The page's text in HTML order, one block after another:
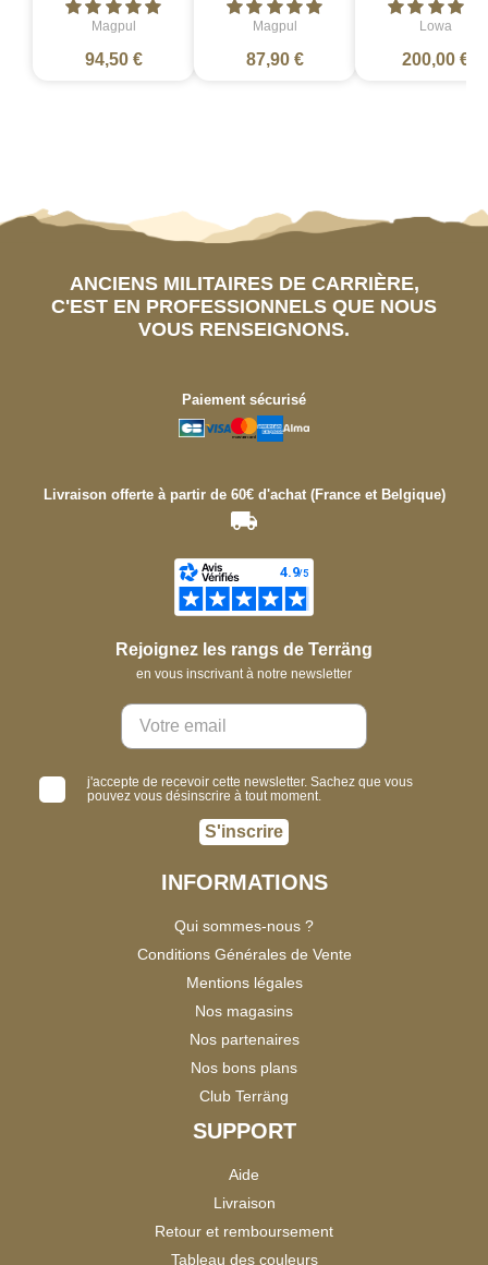
Magpul
94,50 €
Magpul
87,90 €
Lowa
200,00 €
ANCIENS MILITAIRES DE CARRIÈRE,
C'EST EN PROFESSIONNELS QUE NOUS
VOUS RENSEIGNONS.
Paiement sécurisé
Livraison offerte à partir de 60€ d'achat (France et Belgique)
Rejoignez les rangs de Terräng
en vous inscrivant à notre newsletter
j'accepte de recevoir cette newsletter. Sachez que vous
pouvez vous désinscrire à tout moment.
S'inscrire
INFORMATIONS
Qui sommes-nous ?
Conditions Générales de Vente
Mentions légales
Nos magasins
Nos partenaires
Nos bons plans
Club Terräng
SUPPORT
Aide
Livraison
Retour et remboursement
Tableau des couleurs